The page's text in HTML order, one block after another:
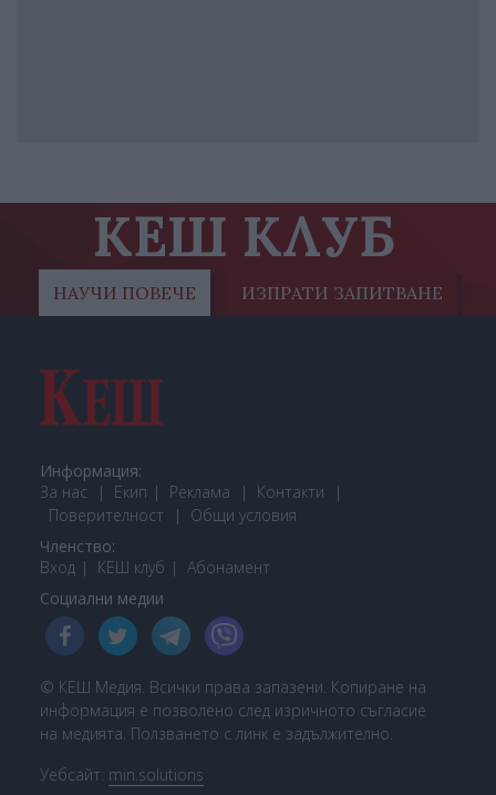
КЕШ КЛУБ
НАУЧИ ПОВЕЧЕ ИЗПРАТИ ЗАПИТВАНЕ
Информация:
За нас
Екип Реклама
Контакти
Поверителност
Общи условия
Членство:
Вход
КЕШ клуб Абонамент
Социални медии
© КЕШ Медия. Всички права запазени. Копиране на
информация е позволено след изричното съгласие
на медията. Ползването с линк е задължително.
Уебсайт: min.solutions